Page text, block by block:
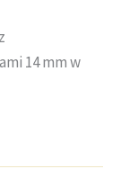
14 mm w